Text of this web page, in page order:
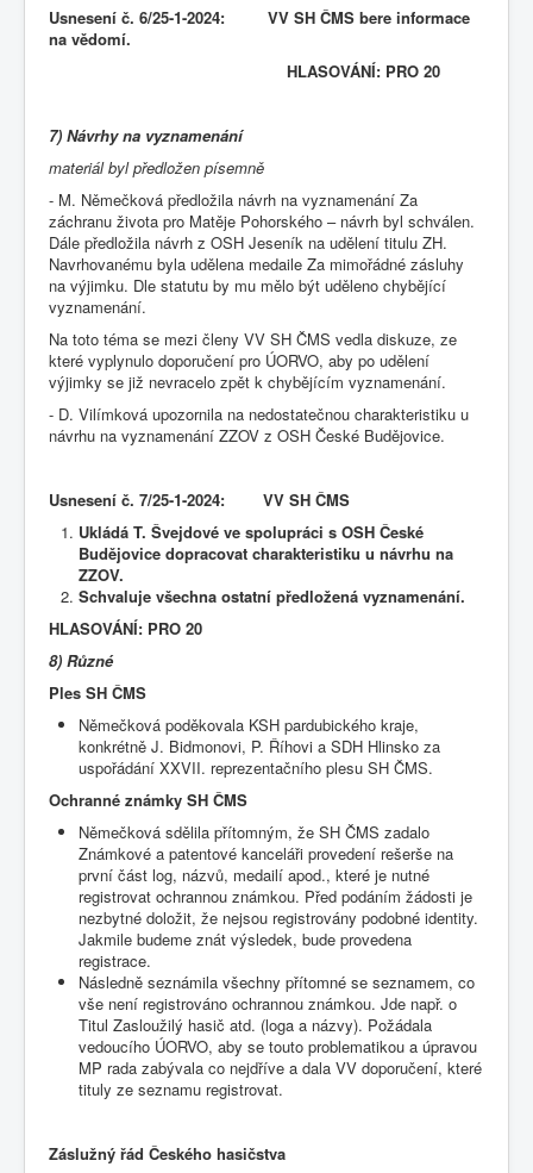
Usnesení č. 6/25-1-2024: VV SH ČMS bere informace
na vědomí.
HLASOVÁNÍ: PRO 20
7) Návrhy na vyznamenání
materiál byl předložen písemně
- M. Němečková předložila návrh na vyznamenání Za
záchranu života pro Matěje Pohorského – návrh byl schválen.
Dále předložila návrh z OSH Jeseník na udělení titulu ZH.
Navrhovanému byla udělena medaile Za mimořádné zásluhy
na výjimku. Dle statutu by mu mělo být uděleno chybějící
vyznamenání.
Na toto téma se mezi členy VV SH ČMS vedla diskuze, ze
které vyplynulo doporučení pro ÚORVO, aby po udělení
výjimky se již nevracelo zpět k chybějícím vyznamenání.
- D. Vilímková upozornila na nedostatečnou charakteristiku u
návrhu na vyznamenání ZZOV z OSH České Budějovice.
Usnesení č. 7/25-1-2024: VV SH ČMS
Ukládá T. Švejdové ve spolupráci s OSH České
Budějovice dopracovat charakteristiku u návrhu na
ZZOV.
Schvaluje všechna ostatní předložená vyznamenání.
HLASOVÁNÍ: PRO 20
8) Různé
Ples SH ČMS
Němečková poděkovala KSH pardubického kraje,
konkrétně J. Bidmonovi, P. Říhovi a SDH Hlinsko za
uspořádání XXVII. reprezentačního plesu SH ČMS.
Ochranné známky SH ČMS
Němečková sdělila přítomným, že SH ČMS zadalo
Známkové a patentové kanceláři provedení rešerše na
první část log, názvů, medailí apod., které je nutné
registrovat ochrannou známkou. Před podáním žádosti je
nezbytné doložit, že nejsou registrovány podobné identity.
Jakmile budeme znát výsledek, bude provedena
registrace.
Následně seznámila všechny přítomné se seznamem, co
vše není registrováno ochrannou známkou. Jde např. o
Titul Zasloužilý hasič atd. (loga a názvy). Požádala
vedoucího ÚORVO, aby se touto problematikou a úpravou
MP rada zabývala co nejdříve a dala VV doporučení, které
tituly ze seznamu registrovat.
Záslužný řád Českého hasičstva